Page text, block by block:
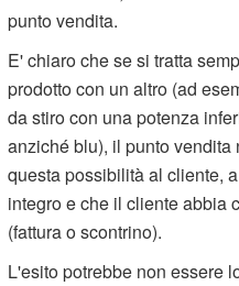
punto vendita.
E' chiaro che se si tratta
prodotto con un altro (ad
da stiro con una potenza
anziché blu), il punto
questa possibilità al cliente,
integro e che il cliente abbia
(fattura o scontrino).
L'esito potrebbe non essere